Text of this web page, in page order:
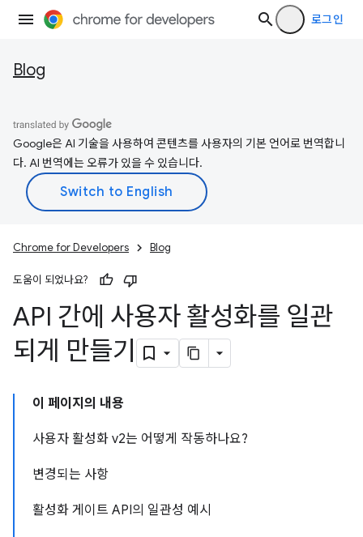
로그인
Blog
Google은 AI 기술을 사용하여 콘텐츠를 사용자의 기본 언어로 번역합니
다. AI 번역에는 오류가 있을 수 있습니다.
Chrome for Developers Blog
도움이 되었나요?
API 간에 사용자 활성화를 일관
되게 만들기
이 페이지의 내용
사용자 활성화 v2는 어떻게 작동하나요?
변경되는 사항
활성화 게이트 API의 일관성 예시